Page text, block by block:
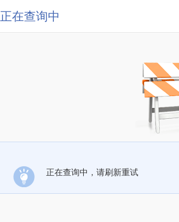
正在查询中
正在查询中，请刷新重试